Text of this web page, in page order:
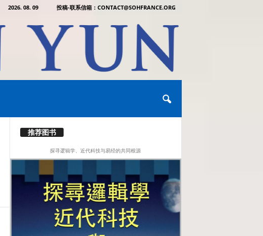
2026. 08. 09 投稿-联系信箱：CONTACT@SOHFRANCE.ORG
推荐图书
探寻逻辑学、近代科技与易经的共同根源